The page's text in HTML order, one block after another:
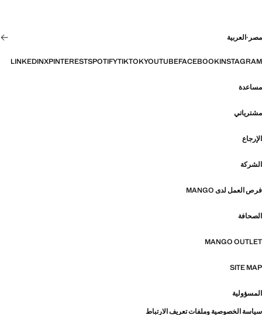
مصر ·العربية
INSTAGRAM
FACEBOOK
YOUTUBE
TIKTOK
SPOTIFY
PINTEREST
X
LINKEDIN
مساعدة
مشترياتي
الإرجاع
الشركة
فرص العمل لدى MANGO
الصحافة
MANGO OUTLET
SITE MAP
المسؤولية
سياسة الخصوصية وملفات تعريف الارتباط